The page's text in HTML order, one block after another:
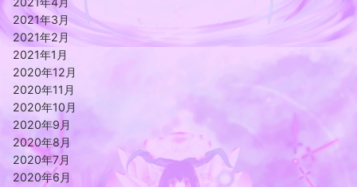
2021年3月
2021年2月
2021年1月
2020年12月
2020年11月
2020年10月
2020年9月
2020年8月
2020年7月
2020年6月